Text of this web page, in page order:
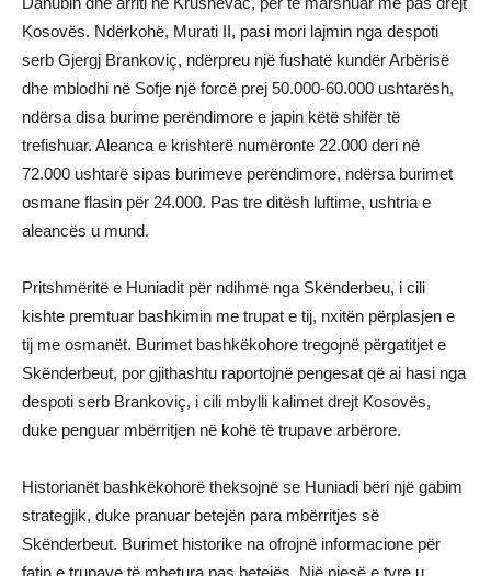
Kosovës. Ndërkohë, Murati II, pasi mori lajmin nga despoti
serb Gjergj Brankoviç, ndërpreu një fushatë kundër Arbërisë
dhe mblodhi në Sofje një forcë prej 50.000-60.000 ushtarësh,
ndërsa disa burime perëndimore e japin këtë shifër të
trefishuar. Aleanca e krishterë numëronte 22.000 deri në
72.000 ushtarë sipas burimeve perëndimore, ndërsa burimet
osmane flasin për 24.000. Pas tre ditësh luftime, ushtria e
aleancës u mund.
Pritshmëritë e Huniadit për ndihmë nga Skënderbeu, i cili
kishte premtuar bashkimin me trupat e tij, nxitën përplasjen e
tij me osmanët. Burimet bashkëkohore tregojnë përgatitjet e
Skënderbeut, por gjithashtu raportojnë pengesat që ai hasi nga
despoti serb Brankoviç, i cili mbylli kalimet drejt Kosovës,
duke penguar mbërritjen në kohë të trupave arbërore.
Historianët bashkëkohorë theksojnë se Huniadi bëri një gabim
strategjik, duke pranuar betejën para mbërritjes së
Skënderbeut. Burimet historike na ofrojnë informacione për
fatin e trupave të mbetura pas betejës. Një pjesë e tyre u